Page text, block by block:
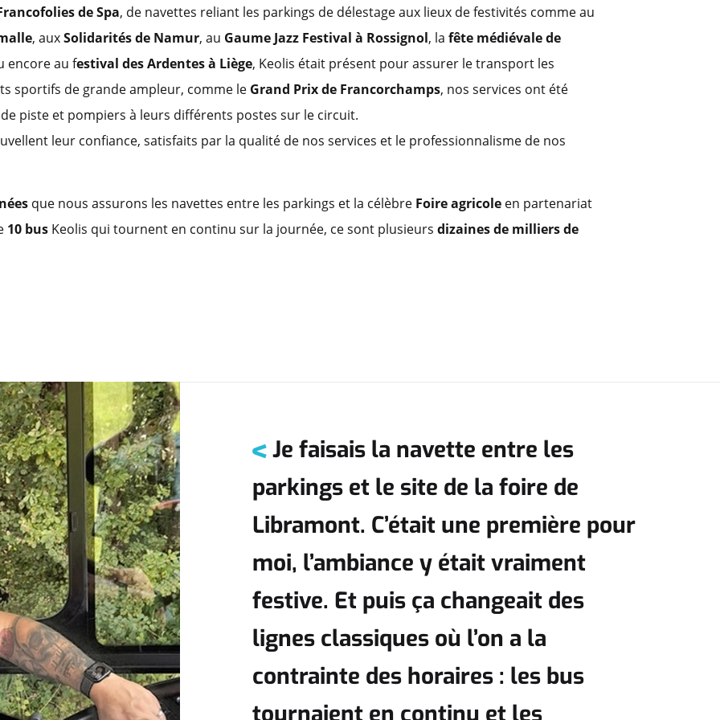
de Spa, de navettes reliant les parkings de délestage aux lieux de festivités comme au
, auxSolidarités de Namur, au Gaume Jazz Festival à Rossignol, la fête médiévale de
encore au festival des Ardentes à Liège, Keolis était présent pour assurer le transport les
sportifs de grande ampleur, comme le Grand Prix de Francorchamps, nos services ont été
piste et pompiers à leurs différents postes sur le circuit.
leur confiance, satisfaits par la qualité de nos services et le professionnalisme de nos
que nous assurons les navettes entre les parkings et la célèbre Foire agricole en partenariat
10 bus Keolis qui tournent en continu sur la journée, ce sont plusieurs dizaines de milliers de
Je faisais la navette entre les
parkings et le site de la foire de
Libramont. C’était une première pour
moi, l’ambiance y était vraiment
festive. Et puis ça changeait des
lignes classiques où l’on a la
contrainte des horaires : les bus
tournaient en continu et les